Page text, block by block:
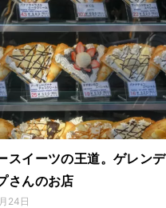
スイーツの王道。ゲレン
さんのお店
24日